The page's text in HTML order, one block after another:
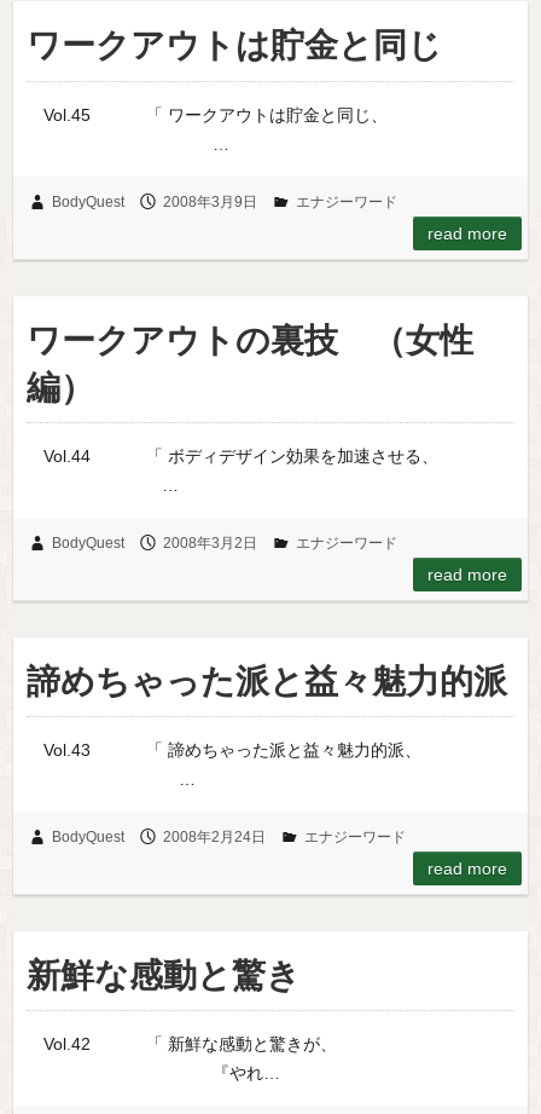
ワークアウトは貯金と同じ
Vol.45 「 ワークアウトは貯金と同じ、
BodyQuest 2008年3月9日 エナジーワード
read more
ワークアウトの裏技 （女性
編）
Vol.44 「 ボディデザイン効果を加速させる、
BodyQuest 2008年3月2日 エナジーワード
read more
諦めちゃった派と益々魅力的派
Vol.43 「 諦めちゃった派と益々魅力的派、
BodyQuest 2008年2月24日 エナジーワード
read more
新鮮な感動と驚き
Vol.42 「 新鮮な感動と驚きが、
『やれ…